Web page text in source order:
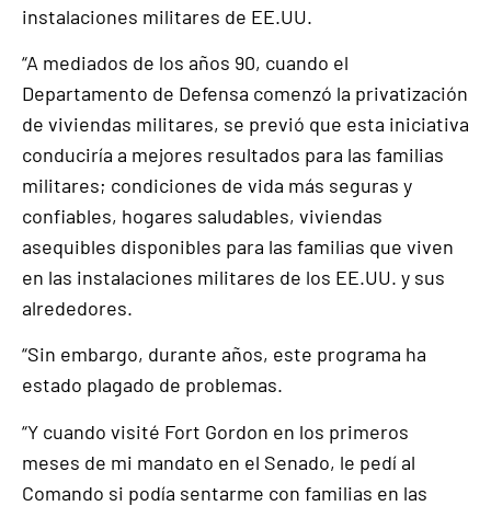
instalaciones militares de EE.UU.
“A mediados de los años 90, cuando el
Departamento de Defensa comenzó la privatización
de viviendas militares, se previó que esta iniciativa
conduciría a mejores resultados para las familias
militares; condiciones de vida más seguras y
confiables, hogares saludables, viviendas
asequibles disponibles para las familias que viven
en las instalaciones militares de los EE.UU. y sus
alrededores.
“Sin embargo, durante años, este programa ha
estado plagado de problemas.
“Y cuando visité Fort Gordon en los primeros
meses de mi mandato en el Senado, le pedí al
Comando si podía sentarme con familias en las